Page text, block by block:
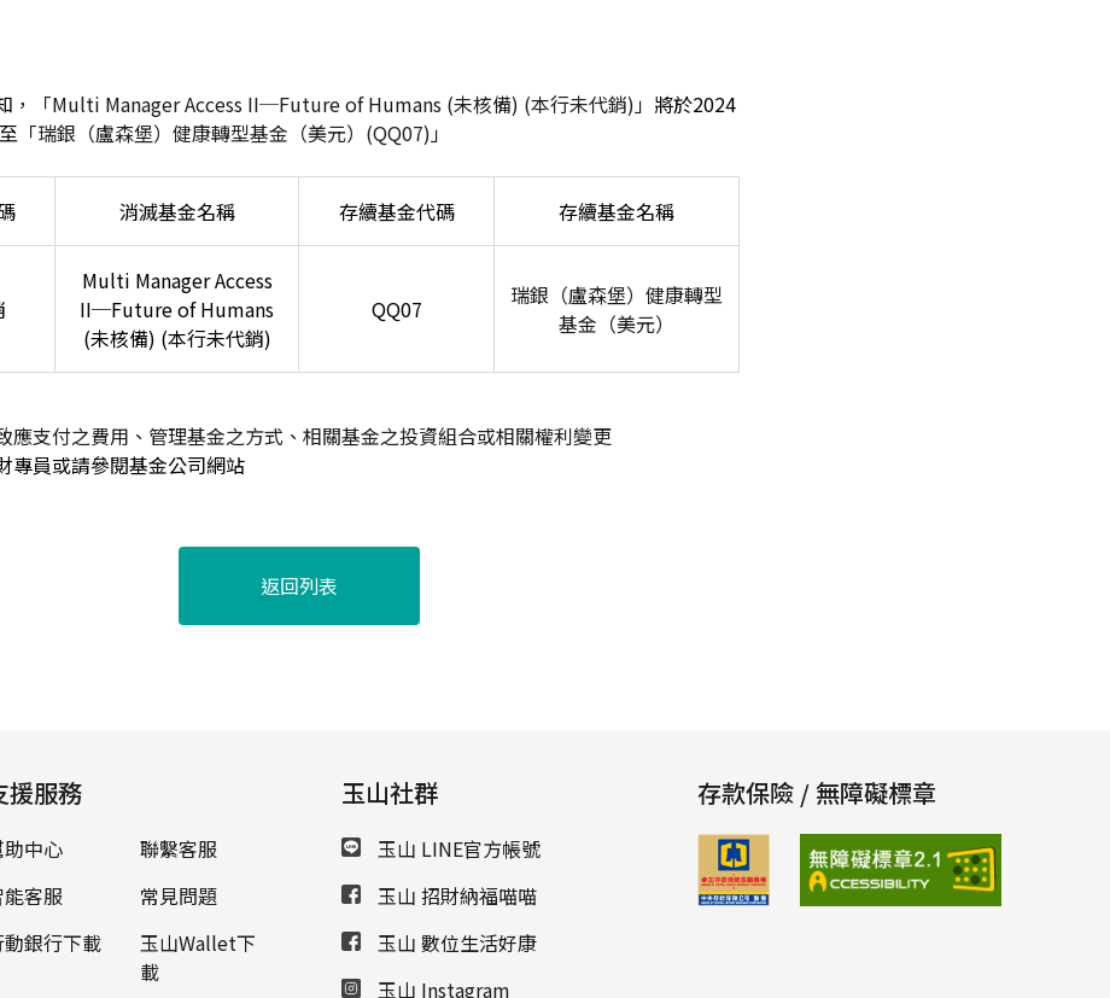
，「Multi Manager Access II─Future of Humans (未核備) (本行未代銷)」 將於2024
「瑞銀（盧森堡）健康轉型基金（美元）(QQ07)」
消滅基金名稱 存續基金代碼 存續基金名稱
Multi Manager Access
II─Future of Humans
(未核備) (本行未代銷)
QQ07
瑞銀（盧森堡）健康轉型
基金（美元）
應支付之費用、管理基金之方式、相關基金之投資組合或相關權利變更
專員或請參閱基金公司網站
返回列表
援服務
助中心
聯繫客服
客服
常見問題
銀行下載
玉山Wallet下
載
玉山社群
玉山 LINE官方帳號
玉山 招財納福喵喵
玉山 數位生活好康
玉山 Instagram
存款保險 / 無障礙標章